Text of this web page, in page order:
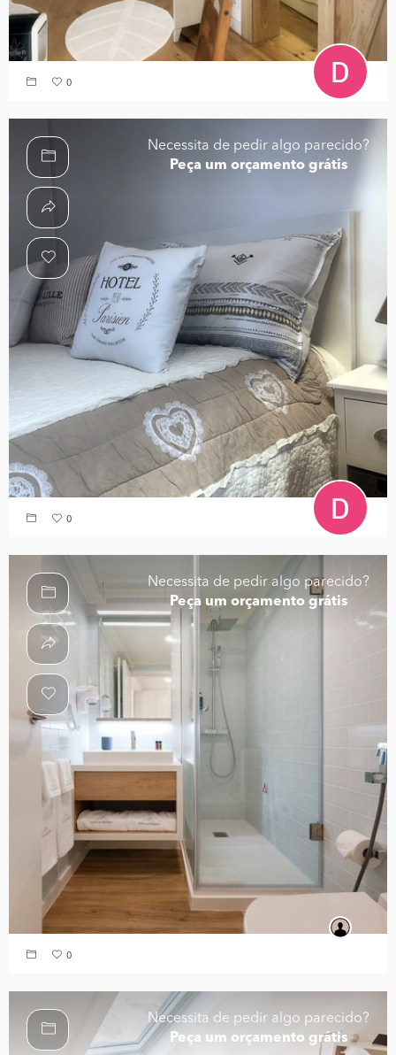
0
Necessita de pedir algo parecido?
Peça um orçamento grátis
0
Necessita de pedir algo parecido?
Peça um orçamento grátis
0
Necessita de pedir algo parecido?
Peça um orçamento grátis